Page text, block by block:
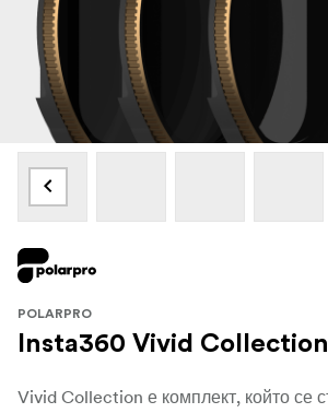
POLARPRO
Insta360 Vivid Collection